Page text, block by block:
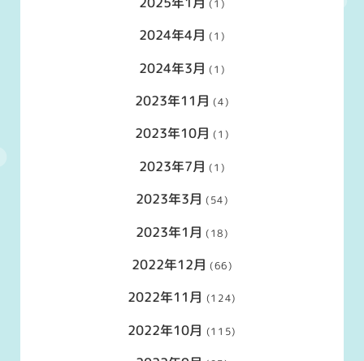
(1)
2024年4月 (1)
2024年3月 (1)
2023年11月 (4)
2023年10月 (1)
2023年7月 (1)
2023年3月 (54)
2023年1月 (18)
2022年12月 (66)
2022年11月 (124)
2022年10月 (115)